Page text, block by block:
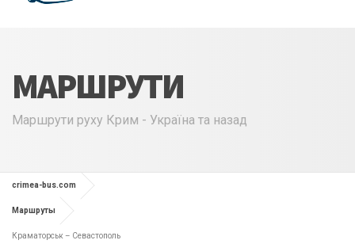
МАРШРУТИ
Маршрути руху Крим - Україна та назад
crimea-bus.com
Маршруты
Краматорськ – Севастополь